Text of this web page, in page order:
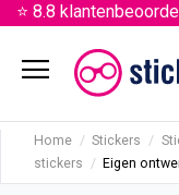
⭐ 8.8
menu
Home Stickers
stickers
Eigen